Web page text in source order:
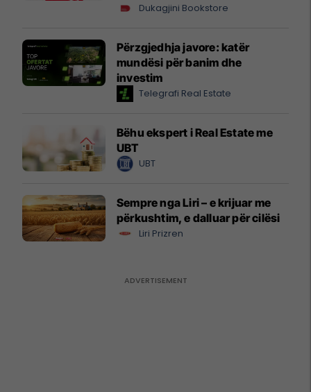
Dukagjini Bookstore
Përzgjedhja javore: katër
mundësi për banim dhe
investim
Telegrafi Real Estate
Bëhu ekspert i Real Estate me
UBT
UBT
Sempre nga Liri – e krijuar me
përkushtim, e dalluar për cilësi
Liri Prizren